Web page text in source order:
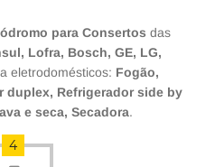
para Consertos das
Lofra, Bosch, GE, LG,
eletrodomésticos: Fogão,
duplex, Refrigerador side by
e seca, Secadora.
4